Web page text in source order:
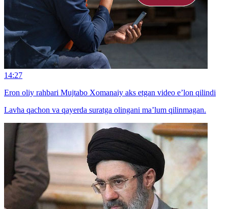
14:27
Eron oliy rahbari Mujtabo Xomanaiy aks etgan video e’lon qilindi
Lavha qachon va qayerda suratga olingani ma’lum qilinmagan.